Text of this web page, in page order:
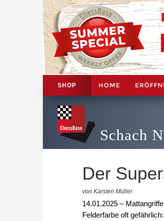
SHOP HOME
Schach
Der
von Karsten Müller
14.01.2025 –
Felderfarbe oft